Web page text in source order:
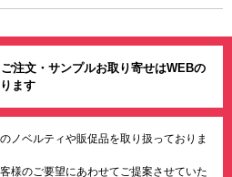
注文・サンプルお取り寄せはWEBの
ます
ノベルティや販促品を取り扱っておりま
様のご要望にあわせてご提案させていた